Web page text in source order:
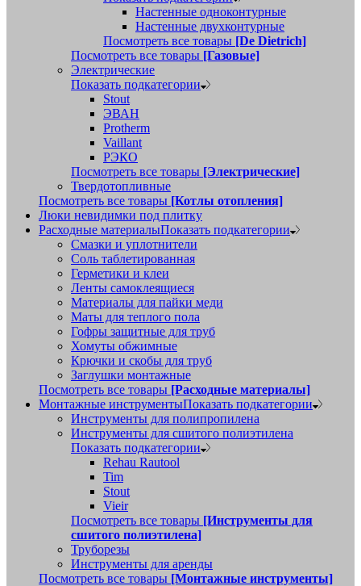
Настенные одноконтурные
Настенные двухконтурные
Посмотреть все товары [De Dietrich]
Посмотреть все товары [Газовые]
Электрические
Показать подкатегории
Stout
ЭВАН
Protherm
Vaillant
РЭКО
Посмотреть все товары [Электрические]
Твердотопливные
Посмотреть все товары [Котлы отопления]
Люки невидимки под плитку
Расходные материалыПоказать подкатегории
Смазки и уплотнители
Соль таблетированная
Герметики и клеи
Ленты самоклеящиеся
Материалы для пайки меди
Маты для теплого пола
Гофры защитные для труб
Хомуты обжимные
Крючки и скобы для труб
Заглушки монтажные
Посмотреть все товары [Расходные материалы]
Монтажные инструментыПоказать подкатегории
Инструменты для полипропилена
Инструменты для сшитого полиэтилена
Показать подкатегории
Rehau Rautool
Tim
Stout
Vieir
Посмотреть все товары [Инструменты для
сшитого полиэтилена]
Труборезы
Инструменты для аренды
Посмотреть все товары [Монтажные инструменты]